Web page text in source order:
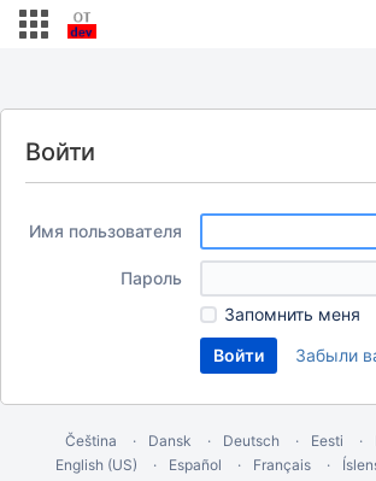
Войти
Имя пользователя
Пароль
Запомнить меня
Забыли
Čeština Dansk Deutsch Eesti
English (US)
Español Français